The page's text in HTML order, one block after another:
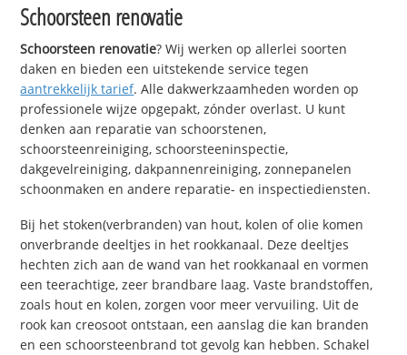
Schoorsteen renovatie
Schoorsteen renovatie? Wij werken op allerlei soorten
daken en bieden een uitstekende service tegen
aantrekkelijk tarief. Alle dakwerkzaamheden worden op
professionele wijze opgepakt, zónder overlast. U kunt
denken aan reparatie van schoorstenen,
schoorsteenreiniging, schoorsteeninspectie,
dakgevelreiniging, dakpannenreiniging, zonnepanelen
schoonmaken en andere reparatie- en inspectiediensten.
Bij het stoken(verbranden) van hout, kolen of olie komen
onverbrande deeltjes in het rookkanaal. Deze deeltjes
hechten zich aan de wand van het rookkanaal en vormen
een teerachtige, zeer brandbare laag. Vaste brandstoffen,
zoals hout en kolen, zorgen voor meer vervuiling. Uit de
rook kan creosoot ontstaan, een aanslag die kan branden
en een schoorsteenbrand tot gevolg kan hebben. Schakel